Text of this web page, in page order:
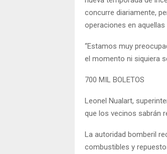
concurre diariamente,
operaciones en aquellas
“Estamos muy
el momento ni siquiera
700 MIL BOLETOS
Leonel Nualart,
que los vecinos sabrán
La autoridad bomberil
combustibles y